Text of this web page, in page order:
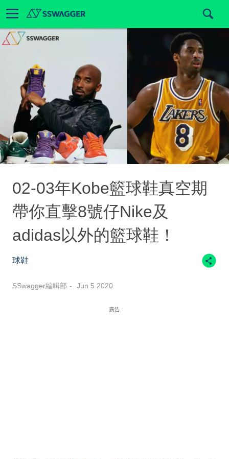
02-03年Kobe籃球鞋真空期
帶你直擊8號仔Nike及
adidas以外的籃球鞋！
球鞋
SSwagger編輯部 Jun 5 2020
廣告